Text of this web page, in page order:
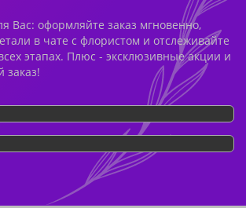
Вас: оформляйте заказ мгновенно,
в чате с флористом и отслеживайте
этапах. Плюс - эксклюзивные акции и
заказ!